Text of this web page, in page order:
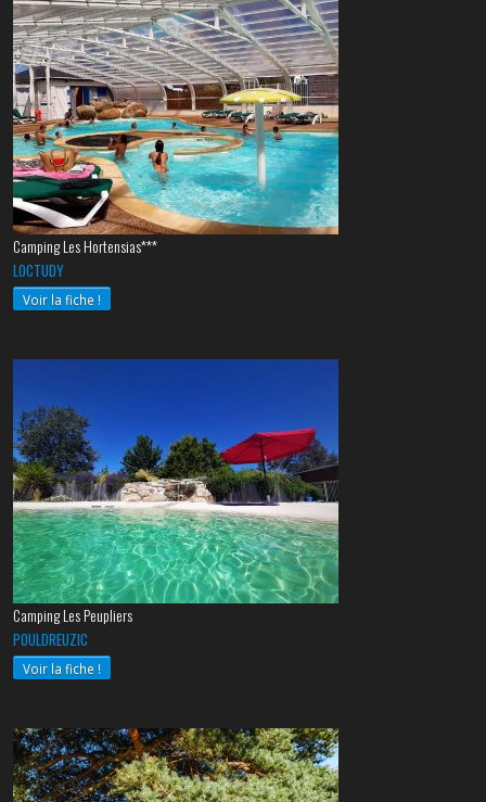
Camping Les Hortensias***
LOCTUDY
Voir la fiche !
Camping Les Peupliers
POULDREUZIC
Voir la fiche !